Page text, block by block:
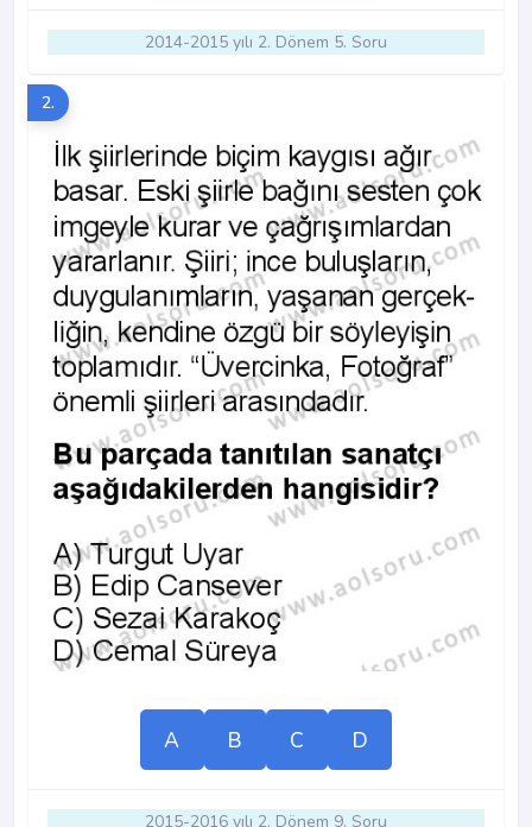
2014-2015 yılı 2. Dönem 5. Soru
2.
A B C D
2015-2016 yılı 2. Dönem 9. Soru